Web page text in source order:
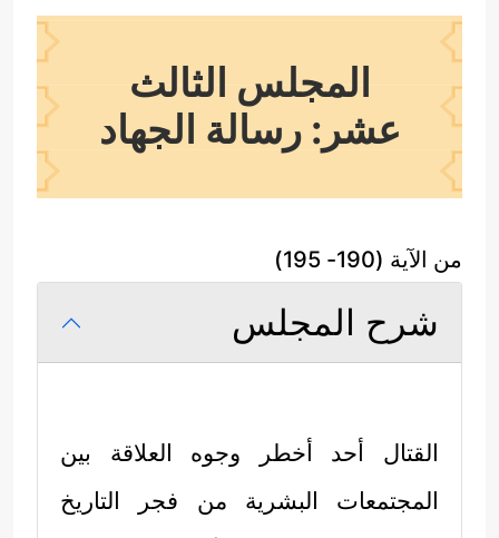
المجلس الثالث
عشر: رسالة الجهاد
من الآية (190- 195)
شرح المجلس
القتال أحد أخطر وجوه العلاقة بين
المجتمعات البشرية من فجر التاريخ